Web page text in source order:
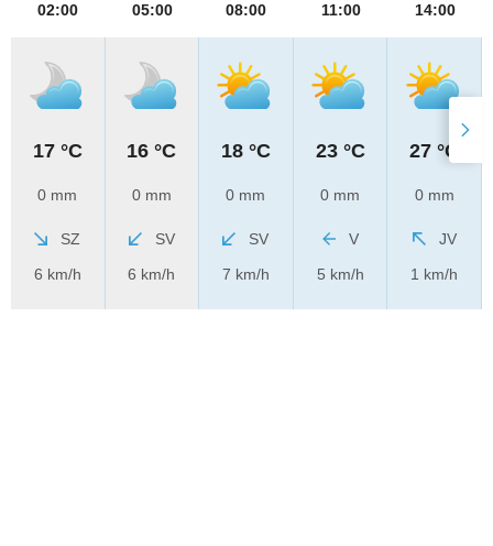
02:00
17 °C
0 mm
SZ
6 km/h
05:00
16 °C
0 mm
SV
6 km/h
08:00
18 °C
0 mm
SV
7 km/h
11:00
23 °C
0 mm
V
5 km/h
14:00
27 °C
0 mm
JV
1 km/h